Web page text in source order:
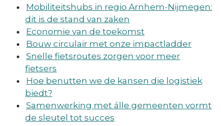
Mobiliteitshubs in regio Arnhem-Nijmegen:
dit is de stand van zaken
Economie van de toekomst
Bouw circulair met onze impactladder
Snelle fietsroutes zorgen voor meer
fietsers
Hoe benutten we de kansen die logistiek
biedt?
Samenwerking met álle gemeenten vormt
de sleutel tot succes